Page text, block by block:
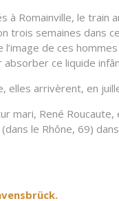
à Romainville, le train
trois semaines dans
de ces
ce liquide
elles arrivèrent, en
mari, René
le Rhône, 69)